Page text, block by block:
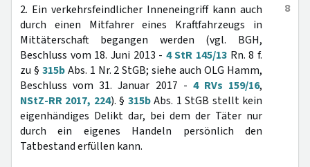
8
2. Ein verkehrsfeindlicher Inneneingriff kann auch
durch einen Mitfahrer eines Kraftfahrzeugs in
Mittäterschaft begangen werden (vgl. BGH,
Beschluss vom 18. Juni 2013 - 4 StR 145/13 Rn. 8 f.
zu § 315bAbs. 1 Nr. 2 StGB; siehe auch OLG Hamm,
Beschluss vom 31. Januar 2017 - 4 RVs 159/16,
NStZ-RR 2017, 224). § 315bAbs. 1 StGB stellt kein
eigenhändiges Delikt dar, bei dem der Täter nur
durch ein eigenes Handeln persönlich den
Tatbestand erfüllen kann.